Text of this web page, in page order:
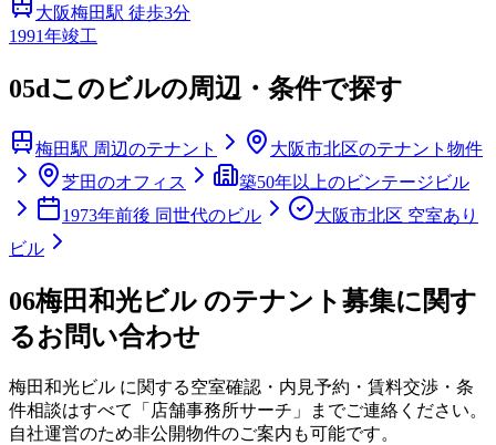
大阪梅田駅 徒歩3分
1991年竣工
05dこのビルの周辺・条件で探す
梅田駅 周辺のテナント
大阪市北区のテナント物件
芝田のオフィス
築50年以上のビンテージビル
1973年前後 同世代のビル
大阪市北区 空室あり
ビル
06梅田和光ビル のテナント募集に関す
るお問い合わせ
梅田和光ビル に関する空室確認・内見予約・賃料交渉・条
件相談はすべて「店舗事務所サーチ」までご連絡ください。
自社運営のため非公開物件のご案内も可能です。